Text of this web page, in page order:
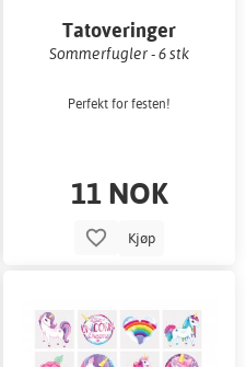
Tatoveringer
Sommerfugler - 6 stk
Perfekt for festen!
11 NOK
Kjøp